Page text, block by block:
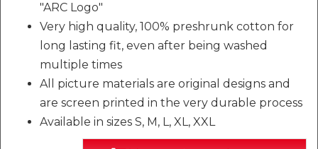
"ARC Logo"
Very high quality, 100% preshrunk cotton for
long lasting fit, even after being washed
multiple times
All picture materials are original designs and
are screen printed in the very durable process
Available in sizes S, M, L, XL, XXL